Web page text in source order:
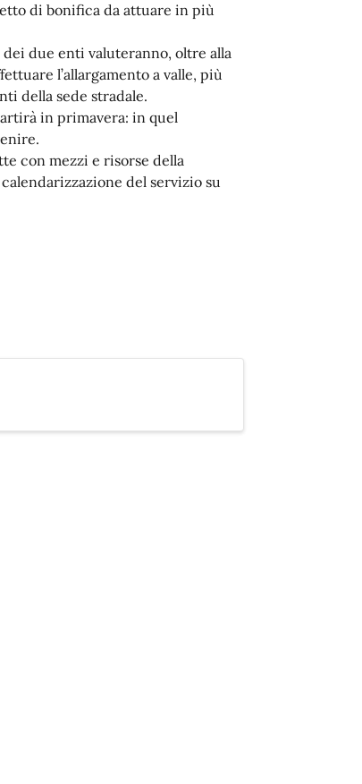
di bonifica da attuare in più
due enti valuteranno, oltre alla
l’allargamento a valle, più
della sede stradale.
in primavera: in quel
con mezzi e risorse della
del servizio su